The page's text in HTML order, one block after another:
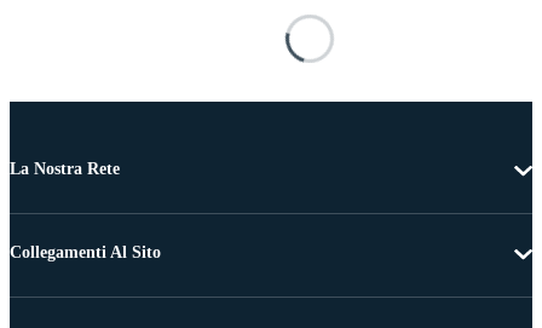
La Nostra Rete
Collegamenti Al Sito